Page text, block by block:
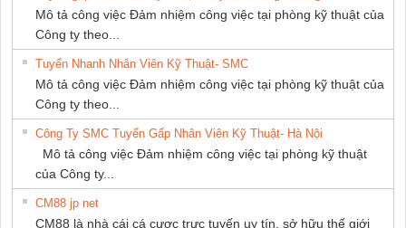
Mô tả công việc Đảm nhiệm công việc tại phòng kỹ thuật của
Công ty theo...
Tuyển Nhanh Nhân Viên Kỹ Thuật- SMC
Mô tả công việc Đảm nhiệm công việc tại phòng kỹ thuật của
Công ty theo...
Công Ty SMC Tuyển Gấp Nhân Viên Kỹ Thuật- Hà Nội
Mô tả công việc Đảm nhiệm công việc tại phòng kỹ thuật
của Công ty...
CM88 jp net
CM88 là nhà cái cá cược trực tuyến uy tín, sở hữu thế giới